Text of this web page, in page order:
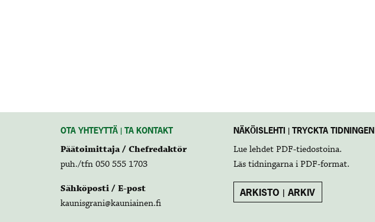
OTA YHTEYTTÄ | TA KONTAKT
Päätoimittaja / Chefredaktör
puh./tfn 050 555 1703
Sähköposti / E-post
kaunisgrani@kauniainen.fi
NÄKÖISLEHTI | TRYCKTA TIDNINGEN
Lue lehdet PDF-tiedostoina.
Läs tidningarna i PDF-format.
ARKISTO | ARKIV